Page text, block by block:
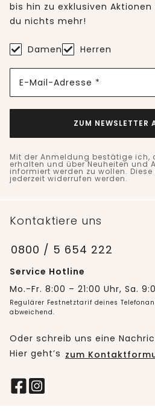
bis hin zu exklusiven
du nichts mehr!
Damen Herren
E-Mail-Adresse *
ZUM NEWSLETTER
Mit der Anmeldung bestätige ich,
erhalten und über Neuheiten und
informiert werden zu wollen.
jederzeit widerrufen werden.
Kontaktiere uns
0800 / 5 654 222
Service Hotline
Mo.-Fr. 8:00 – 21:00 Uhr, Sa.
Regulärer Festnetztarif deines
abweichend.
Oder schreib uns eine
Hier geht’s zum